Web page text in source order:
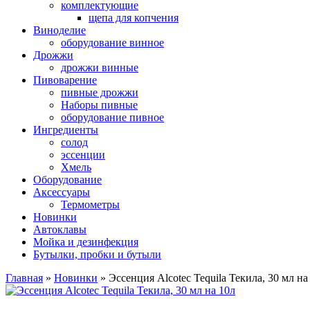
комплектующие
щепа для копчения
Виноделие
оборудование винное
Дрожжи
дрожжи винные
Пивоварение
пивные дрожжи
Наборы пивные
оборудование пивное
Ингредиенты
солод
эссенции
Хмель
Оборудование
Аксессуары
Термометры
Новинки
Автоклавы
Мойка и дезинфекция
Бутылки, пробки и бутыли
Главная » Новинки » Эссенция Alcotec Tequila Текила, 30 мл на